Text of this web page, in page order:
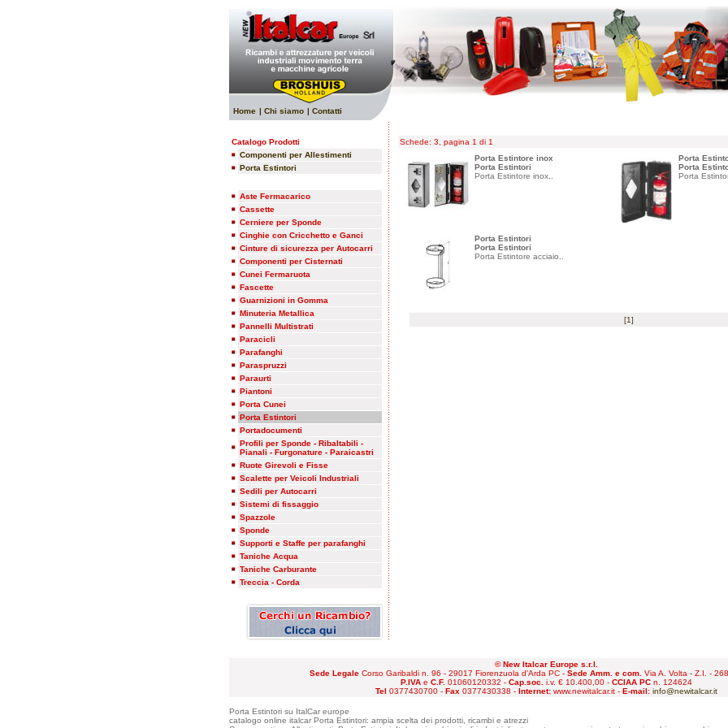
Home | Chi siamo | Contatti
Catalogo Prodotti
Componenti per Allestimenti
Porta Estintori
Aste Fermacarico
Cassette
Cerniere per Sponde
Cinghie con Cricchetto e Ganci
Cinture di sicurezza per Autocarri
Componenti per Cisternati
Cunei Fermaruota
Fascette
Guarnizioni in Gomma
Minuteria Metallica
Pannelli Multistrati
Paracicli
Parafanghi
Paraspruzzi
Paraurti
Piantoni
Porta Cunei
Porta Estintori
Portadocumenti
Profili per Sponde - Ribaltabili -
Pianali - Furgonature - Paraicastri
Ruote Girevoli e Fisse
Scalette per Veicoli Industriali
Sedili per Autocarri
Sistemi di fissaggio
Spazzole
Sponde
Supporti e Staffe per parafanghi
Taniche Acqua
Taniche Carburante
Treccia - Corda
Schede: 3, pagina 1 di 1
Porta Estintore inox
Porta Estintori
Porta Estintore inox..
Porta
Porta
Porta
Porta Estintori
Porta Estintori
Porta Estintore acciaio..
[1]
© New Italcar Europe s.r.l.
Sede Legale Corso Garibaldi n. 96 - 29017 Fiorenzuola d'Arda PC - Sede Amm. e com. Via A. Volta - Z.I. -
P.IVAe C.F. 01060120332 - Cap.soc. i.v. € 10.400,00 - CCIAA PCn. 124624
Tel 0377430700 - Fax 0377430338 - Internet:www.newitalcar.it - E-mail: info@newitalcar.it
Porta Estintori su ItalCar europe
catalogo online italcar Porta Estintori: ampia scelta dei prodotti, ricambi e atrezzi